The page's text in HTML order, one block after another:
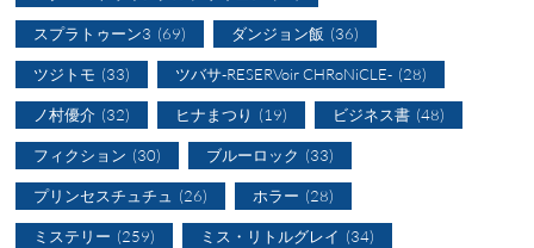
スプラトゥーン3 (69) ダンジョン飯 (36)
ツジトモ (33) ツバサ-RESERVoir CHRoNiCLE- (28)
ノ村優介 (32) ヒナまつり (19) ビジネス書 (48)
フィクション (30) ブルーロック (33)
プリンセスチュチュ (26) ホラー (28)
ミステリー (259) ミス・リトルグレイ (34)